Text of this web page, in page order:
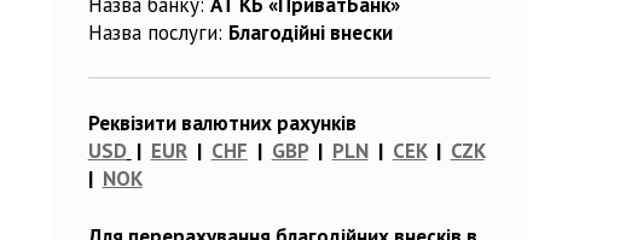
Назва послуги: Благодійні внески
Реквізити валютних рахунків
USD | EUR| CHF | GBP| PLN| CEK| CZK
| NOK